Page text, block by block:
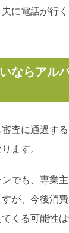
に電話が行
ならアル
査に通過す
ます。
でも、専業
が、今後消
くる可能性は